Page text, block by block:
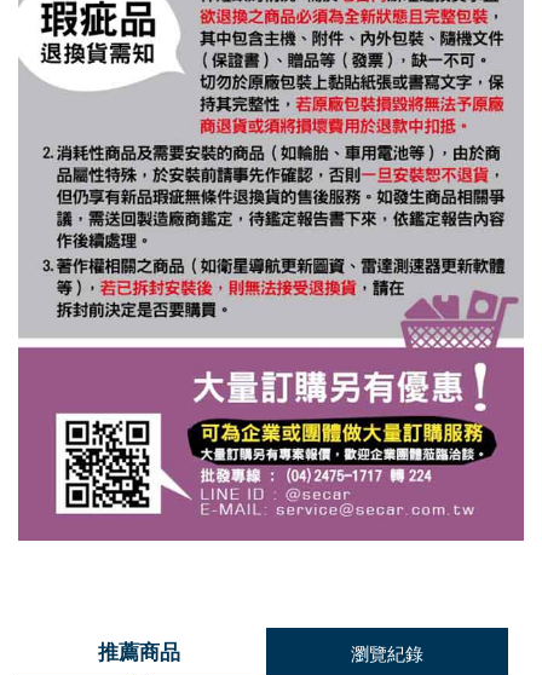
推薦商品 瀏覽紀錄